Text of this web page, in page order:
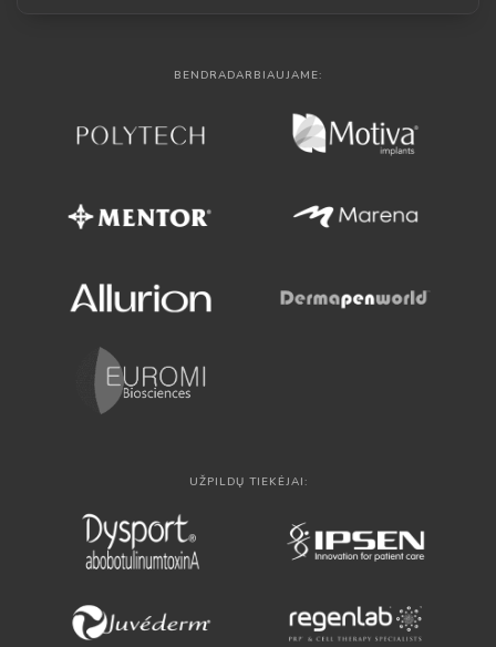
BENDRADARBIAUJAME:
UŽPILDŲ TIEKĖJAI: